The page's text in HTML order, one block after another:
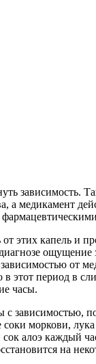
зависимость.
а медикамент
этих капель и
ощущение
от
период в
часы.
зависимостью,
моркови,
алоэ каждый
на